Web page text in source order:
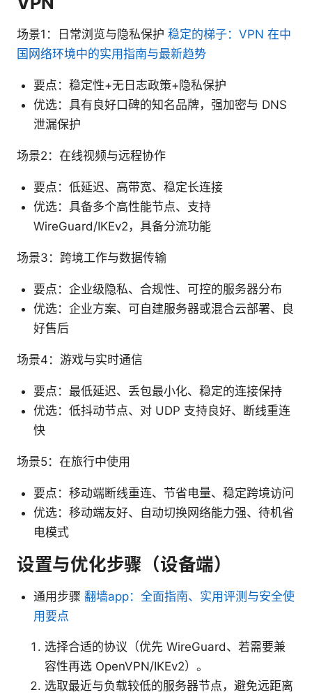
场景1：日常浏览与隐私保护 稳定的梯子：VPN 在中
国网络环境中的实用指南与最新趋势
要点：稳定性+无日志政策+隐私保护
优选：具有良好口碑的知名品牌，强加密与 DNS
泄漏保护
场景2：在线视频与远程协作
要点：低延迟、高带宽、稳定长连接
优选：具备多个高性能节点、支持
WireGuard/IKEv2，具备分流功能
场景3：跨境工作与数据传输
要点：企业级隐私、合规性、可控的服务器分布
优选：企业方案、可自建服务器或混合云部署、良
好售后
场景4：游戏与实时通信
要点：最低延迟、丢包最小化、稳定的连接保持
优选：低抖动节点、对 UDP 支持良好、断线重连
快
场景5：在旅行中使用
要点：移动端断线重连、节省电量、稳定跨境访问
优选：移动端友好、自动切换网络能力强、待机省
电模式
设置与优化步骤（设备端）
通用步骤 翻墙app：全面指南、实用评测与安全使
用要点
选择合适的协议（优先 WireGuard、若需要兼
容性再选 OpenVPN/IKEv2）。
选取最近与负载较低的服务器节点，避免远距离